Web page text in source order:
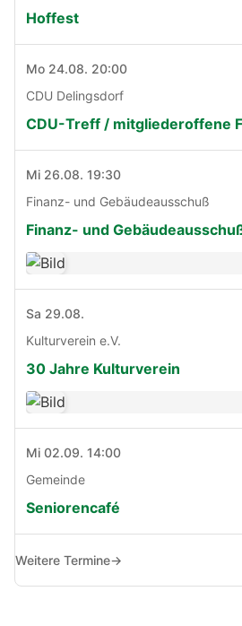
Hoffest
Mo 24.08. 20:00
CDU Delingsdorf
CDU-Treff / mitgliederoffene
Mi 26.08. 19:30
Finanz- und Gebäudeausschuß
Finanz- und
Sa 29.08.
Kulturverein e.V.
30 Jahre Kulturverein
Mi 02.09. 14:00
Gemeinde
Seniorencafé
Weitere Termine→